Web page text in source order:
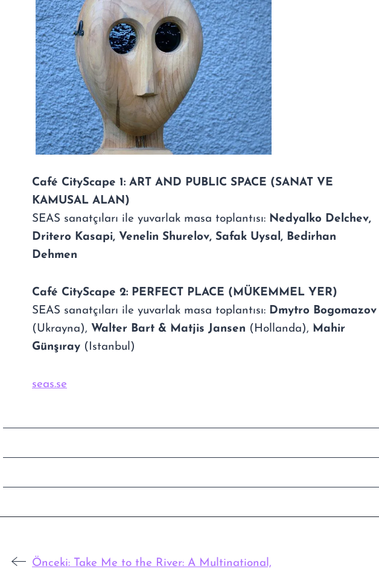
Café CityScape 1: ART AND PUBLIC SPACE (SANAT VE
KAMUSAL ALAN)
SEAS sanatçıları ile yuvarlak masa toplantısı: Nedyalko Delchev,
Dritero Kasapi, Venelin Shurelov, Safak Uysal, Bedirhan
Dehmen
Café CityScape 2: PERFECT PLACE (MÜKEMMEL YER)
SEAS sanatçıları ile yuvarlak masa toplantısı: Dmytro Bogomazov
(Ukrayna), Walter Bart & Matjis Jansen (Hollanda), Mahir
Günşıray (Istanbul)
seas.se
Önceki: Take Me to the River: A Multinational,